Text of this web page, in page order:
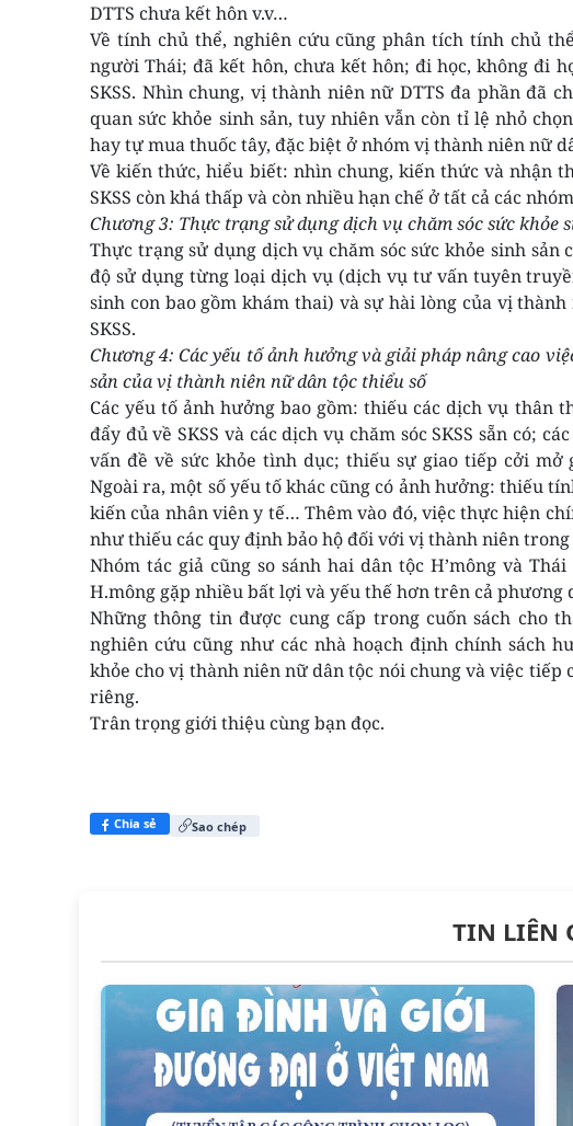
DTTS chưa kết hôn v.v…
Về tính chủ thể, nghiên cứu cũng phân tích tính chủ
người Thái; đã kết hôn, chưa kết hôn; đi học, không đi
SKSS. Nhìn chung, vị thành niên nữ DTTS đa phần đã
quan sức khỏe sinh sản, tuy nhiên vẫn còn tỉ lệ nhỏ
hay tự mua thuốc tây, đặc biệt ở nhóm vị thành niên nữ
Về kiến thức, hiểu biết: nhìn chung, kiến thức và nhận
SKSS còn khá thấp và còn nhiều hạn chế ở tất cả các
Chương 3: Thực trạng sử dụng dịch vụ chăm sóc sức
Thực trạng sử dụng dịch vụ chăm sóc sức khỏe sinh
độ sử dụng từng loại dịch vụ (dịch vụ tư vấn tuyên
sinh con bao gồm khám thai) và sự hài lòng của vị
SKSS.
Chương 4: Các yếu tố ảnh hưởng và giải pháp nâng cao
sản của vị thành niên nữ dân tộc thiểu số
Các yếu tố ảnh hưởng bao gồm: thiếu các dịch vụ
đẩy đủ về SKSS và các dịch vụ chăm sóc SKSS sẵn có;
vấn đề về sức khỏe tình dục; thiếu sự giao tiếp cởi
Ngoài ra, một số yếu tố khác cũng có ảnh hưởng: thiếu
kiến của nhân viên y tế… Thêm vào đó, việc thực hiện
như thiếu các quy định bảo hộ đối với vị thành niên trong
Nhóm tác giả cũng so sánh hai dân tộc H’mông và
H.mông gặp nhiều bất lợi và yếu thế hơn trên cả phương
Những thông tin được cung cấp trong cuốn sách cho
nghiên cứu cũng như các nhà hoạch định chính sách
khỏe cho vị thành niên nữ dân tộc nói chung và việc tiếp
riêng.
Trân trọng giới thiệu cùng bạn đọc.
Chia sẻ Sao chép
TIN LIÊN